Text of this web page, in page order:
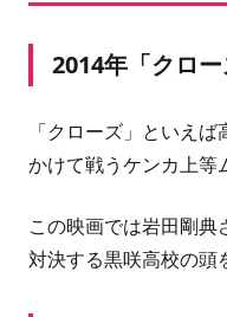
2014年「クロー
「クローズ」といえ
かけて戦うケンカ上等
この映画では岩田剛典
対決する黒咲高校の頭